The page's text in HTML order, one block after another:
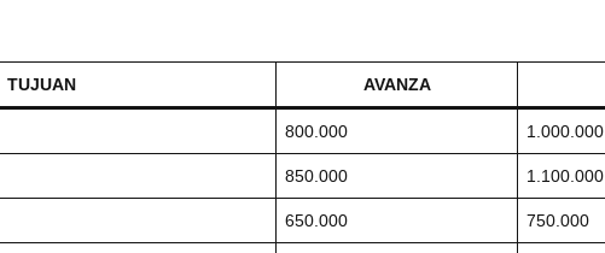
TUJUAN AVANZA
800.000 1.000.000
850.000 1.100.000
650.000 750.000